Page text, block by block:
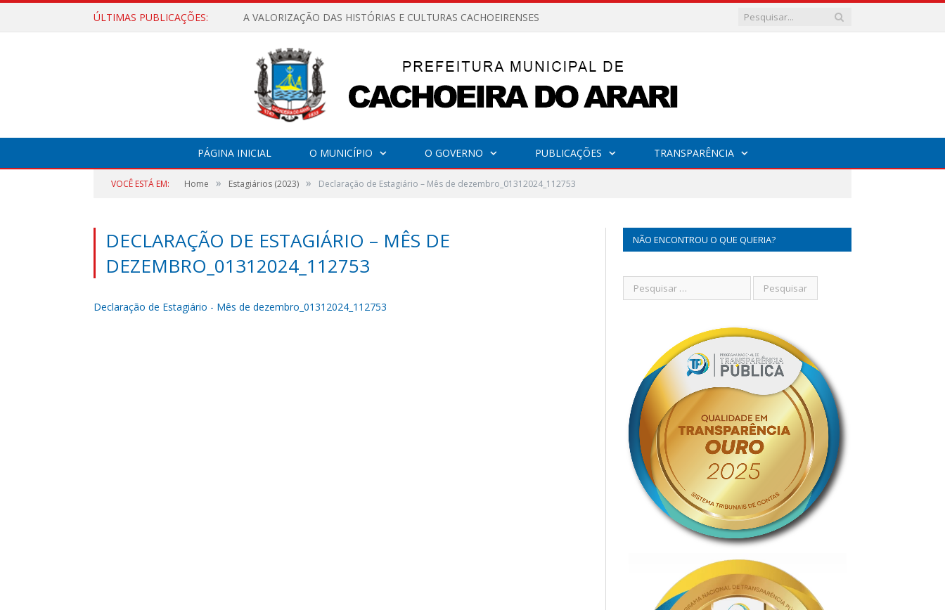
ÚLTIMAS PUBLICAÇÕES: A VALORIZAÇÃO DAS HISTÓRIAS E CULTURAS CACHOEIRENSES
PÁGINA INICIAL O MUNICÍPIO O GOVERNO PUBLICAÇÕES TRANSPARÊNCIA
VOCÊ ESTÁ EM: Home » Estagiários (2023) » Declaração de Estagiário – Mês de dezembro_01312024_112753
DECLARAÇÃO DE ESTAGIÁRIO – MÊS DE
DEZEMBRO_01312024_112753
Declaração de Estagiário - Mês de dezembro_01312024_112753
NÃO ENCONTROU O QUE QUERIA?